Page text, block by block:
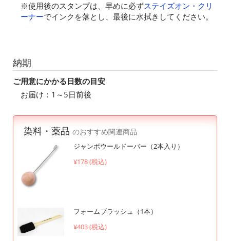
※使用後のスタンプは、早めに必ずステイズオン・クリ
ーナーでインクを落とし、最後に水拭きしてください。
納期
ご用意にかかる日数の目安
お届け：1～5日前後
染料・薬品 のおすすめ関連商品
ジャンボウールドーバー（2本入り）
¥178 (税込)
フォームブラッシュ（1本）
¥403 (税込)